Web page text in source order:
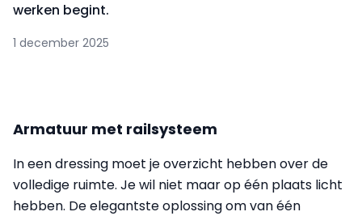
werken begint.
1 december 2025
Armatuur met railsysteem
In een dressing moet je overzicht hebben over de
volledige ruimte. Je wil niet maar op één plaats licht
hebben. De elegantste oplossing om van één